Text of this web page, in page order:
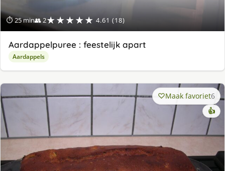
⏱ 25 min👥 2★★★★★ 4.61 (18)
Aardappelpuree : feestelijk apart
Aardappels
Maak favoriet6
👍